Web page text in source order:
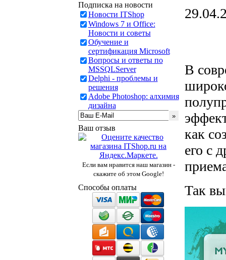
Подписка на новости
Новости ITShop
Windows 7 и Office:
Новости и советы
Обучение и
сертификация Microsoft
Вопросы и ответы по
MSSQLServer
Delphi - проблемы и
решения
Adobe Photoshop: алхимия
дизайна
Ваш отзыв
Если вам нравится наш магазин -
скажите об этом Google!
Способы оплаты
В
как
его с
Так